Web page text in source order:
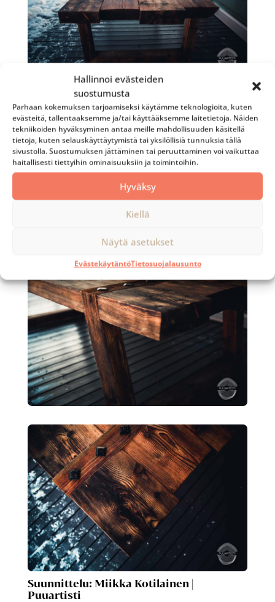
Hallinnoi evästeiden
suostumusta
Parhaan kokemuksen tarjoamiseksi käytämme teknologioita, kuten
evästeitä, tallentaaksemme ja/tai käyttääksemme laitetietoja. Näiden
tekniikoiden hyväksyminen antaa meille mahdollisuuden käsitellä
tietoja, kuten selauskäyttäytymistä tai yksilöllisiä tunnuksia tällä
sivustolla. Suostumuksen jättäminen tai peruuttaminen voi vaikuttaa
haitallisesti tiettyihin ominaisuuksiin ja toimintoihin.
Hyväksy
Kiellä
Näytä asetukset
EvästekäytäntöTietosuojalausunto
Suunnittelu: Miikka Kotilainen |
Puuartisti